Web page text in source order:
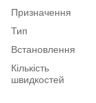
Призначення
Тип
Встановлення
Кількість
швидкостей